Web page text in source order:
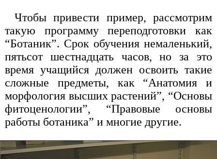
Чтобы привести пример, рассмотрим
такую программу переподготовки как
“Ботаник”. Срок обучения немаленький,
пятьсот шестнадцать часов, но за это
время учащийся должен освоить такие
сложные предметы, как “Анатомия и
морфология высших растений”, “Основы
фитоценологии”, “Правовые основы
работы ботаника” и многие другие.